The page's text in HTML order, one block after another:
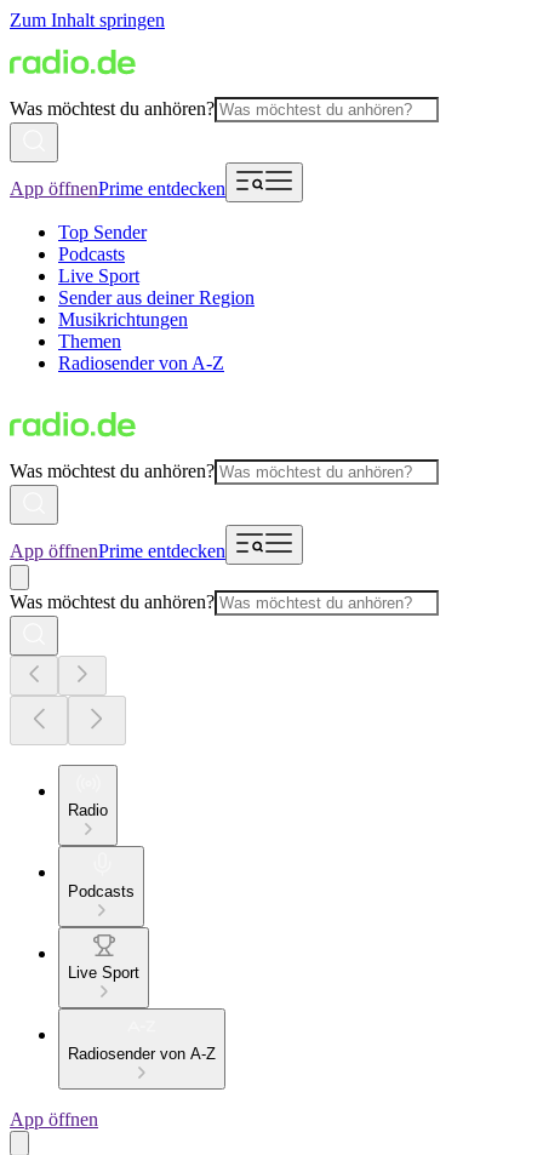
Zum Inhalt springen
Was möchtest du anhören?
App öffnenPrime entdecken
Top Sender
Podcasts
Live Sport
Sender aus deiner Region
Musikrichtungen
Themen
Radiosender von A-Z
Was möchtest du anhören?
App öffnenPrime entdecken
Was möchtest du anhören?
Radio
Podcasts
Live Sport
Radiosender von A-Z
App öffnen